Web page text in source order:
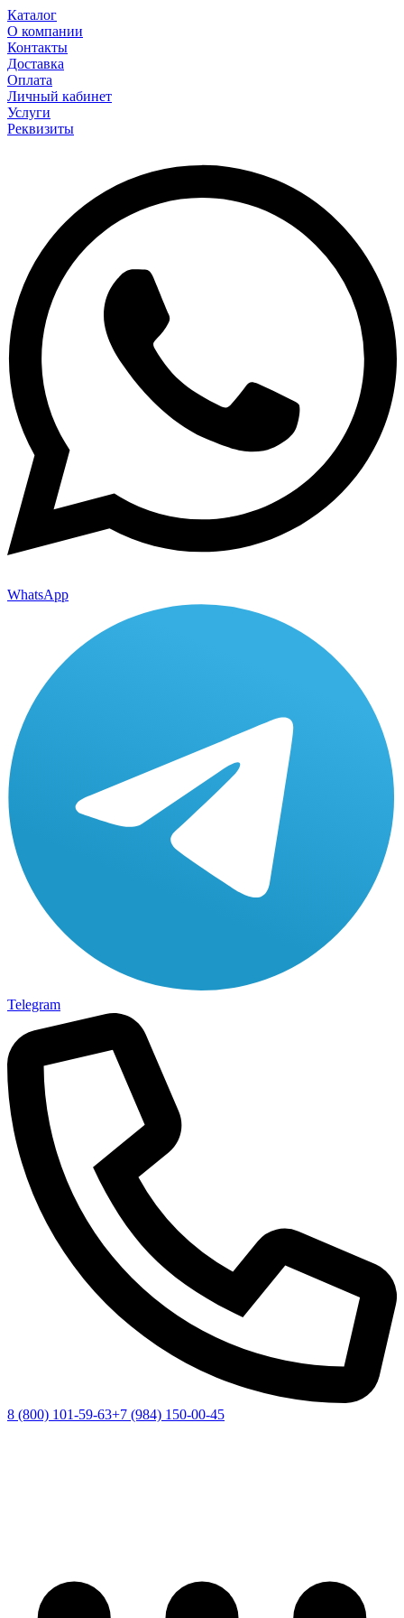
Каталог
О компании
Контакты
Доставка
Оплата
Личный кабинет
Услуги
Реквизиты
WhatsApp
Telegram
8 (800) 101-59-63+7 (984) 150-00-45